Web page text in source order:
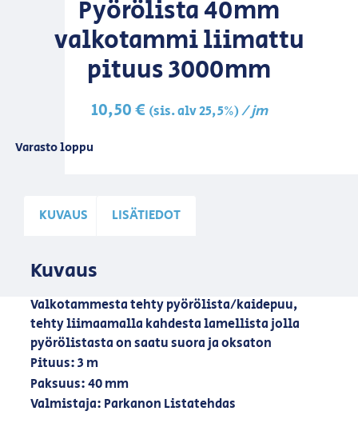
Pyörölista 40mm
valkotammi liimattu
pituus 3000mm
10,50€ (sis. alv 25,5%)/ jm
Varasto loppu
KUVAUS LISÄTIEDOT
Kuvaus
Valkotammesta tehty pyörölista/kaidepuu,
tehty liimaamalla kahdesta lamellista jolla
pyörölistasta on saatu suora ja oksaton
Pituus: 3 m
Paksuus: 40 mm
Valmistaja: Parkanon Listatehdas